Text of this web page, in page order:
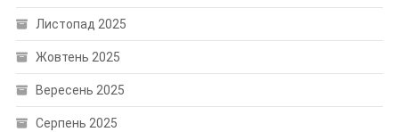
Листопад 2025
Жовтень 2025
Вересень 2025
Серпень 2025